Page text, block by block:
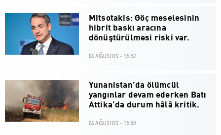
Mitsotakis: Göç meselesinin
hibrit baskı aracına
dönüştürülmesi riski var.
04 AĞUSTOS - 15:52
Yunanistan’da ölümcül
yangınlar devam ederken Batı
Attika’da durum hâlâ kritik.
04 AĞUSTOS - 15:50